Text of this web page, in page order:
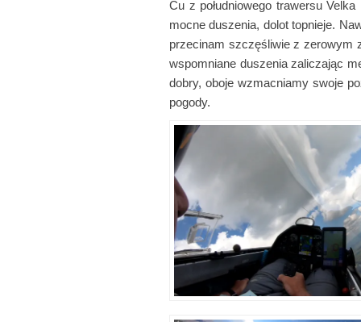
Cu z południowego trawersu
mocne duszenia, dolot topnieje.
przecinam szczęśliwie z zerowym
wspomniane duszenia zaliczając
dobry, oboje wzmacniamy swoje
pogody.